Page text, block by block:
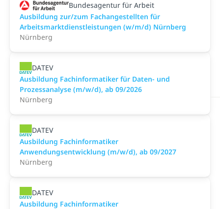
Bundesagentur für Arbeit
Ausbildung zur/zum Fachangestellten für
Arbeitsmarktdienstleistungen (w/m/d) Nürnberg
Nürnberg
DATEV
Ausbildung Fachinformatiker für Daten- und
Prozessanalyse (m/w/d), ab 09/2026
Nürnberg
DATEV
Ausbildung Fachinformatiker
Anwendungsentwicklung (m/w/d), ab 09/2027
Nürnberg
DATEV
Ausbildung Fachinformatiker